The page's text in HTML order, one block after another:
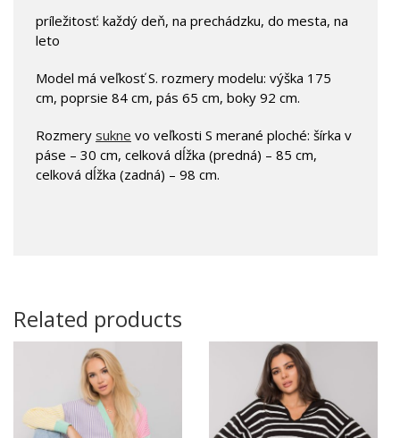
príležitosť: každý deň, na prechádzku, do mesta, na
leto
Model má veľkosť S. rozmery modelu: výška 175
cm, poprsie 84 cm, pás 65 cm, boky 92 cm.
Rozmery sukne vo veľkosti S merané ploché: šírka v
páse – 30 cm, celková dĺžka (predná) – 85 cm,
celková dĺžka (zadná) – 98 cm.
Related products